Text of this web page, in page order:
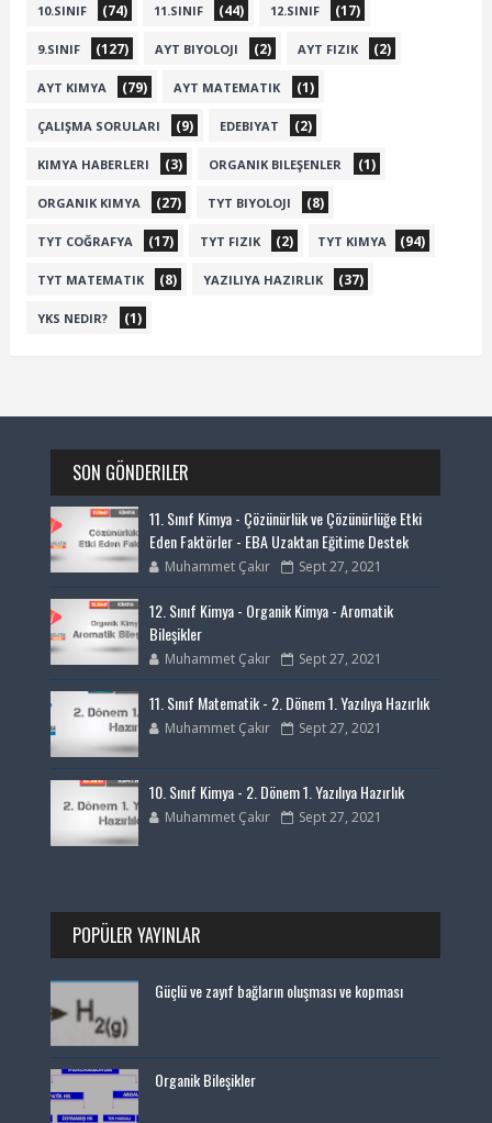
10.SINIF (74) 11.SINIF (44) 12.SINIF (17)
9.SINIF (127) AYT BIYOLOJI (2) AYT FIZIK (2)
AYT KIMYA (79) AYT MATEMATIK (1)
ÇALIŞMA SORULARI (9) EDEBIYAT (2)
KIMYA HABERLERI (3) ORGANIK BILEŞENLER (1)
ORGANIK KIMYA (27) TYT BIYOLOJI (8)
TYT COĞRAFYA (17) TYT FIZIK (2) TYT KIMYA (94)
TYT MATEMATIK (8) YAZILIYA HAZIRLIK (37)
YKS NEDIR? (1)
SON GÖNDERILER
11. Sınıf Kimya - Çözünürlük ve Çözünürlüğe Etki
Eden Faktörler - EBA Uzaktan Eğitime Destek
Muhammet Çakır Sept 27, 2021
12. Sınıf Kimya - Organik Kimya - Aromatik
Bileşikler
Muhammet Çakır Sept 27, 2021
11. Sınıf Matematik - 2. Dönem 1. Yazılıya Hazırlık
Muhammet Çakır Sept 27, 2021
10. Sınıf Kimya - 2. Dönem 1. Yazılıya Hazırlık
Muhammet Çakır Sept 27, 2021
POPÜLER YAYINLAR
Güçlü ve zayıf bağların oluşması ve kopması
Organik Bileşikler